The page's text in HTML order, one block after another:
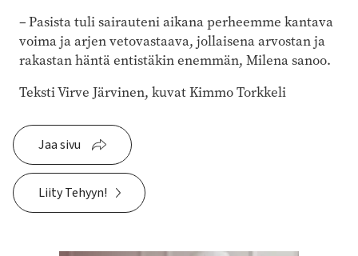
– Pasista tuli sairauteni aikana perheemme kantava
voima ja arjen vetovastaava, jollaisena arvostan ja
rakastan häntä entistäkin enemmän, Milena sanoo.
Teksti Virve Järvinen, kuvat Kimmo Torkkeli
Jaa sivu
Liity Tehyyn!